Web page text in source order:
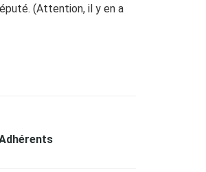
(Attention, il y en a